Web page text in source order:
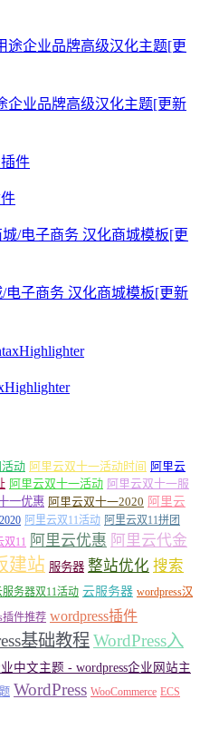
企业品牌高级汉化主题[更新
/电子商务 汉化商城模板[更新
动 阿里云双十一活动时间 阿里云
阿里云双十一活动 阿里云双十一服
一优惠 阿里云双十一2020 阿里云
阿里云双11活动 阿里云双11拼团
双11 阿里云优惠 阿里云代金
建站 服务器 整站优化 搜索
服务器双11活动 云服务器 wordpress汉
插件推荐 wordpress插件
基础教程WordPress入
中文主题 - wordpress企业网站主
WordPress WooCommerce ECS